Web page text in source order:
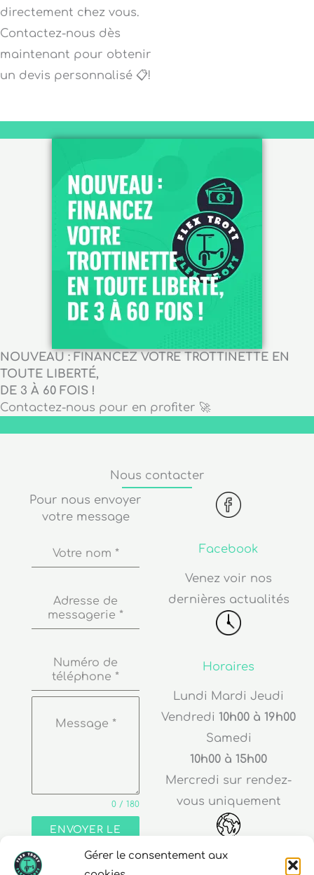
Gérer le consentement aux
directement chez vous.
Contactez-nous dès
maintenant pour obtenir
un devis personnalisé 📋!
NOUVEAU : FINANCEZ VOTRE TROTTINETTE EN
TOUTE LIBERTÉ,
DE 3 À 60 FOIS !
Contactez-nous pour en profiter 🚀
Nous contacter
Pour nous envoyer
votre message
Votre nom *
Adresse de
messagerie *
Numéro de
téléphone *
Message *
0 / 180
ENVOYER LE
Facebook
Venez voir nos
dernières actualités
Horaires
Lundi Mardi Jeudi
Vendredi 10h00 à 19h00
Samedi
10h00 à 15h00
Mercredi sur rendez-
vous uniquement